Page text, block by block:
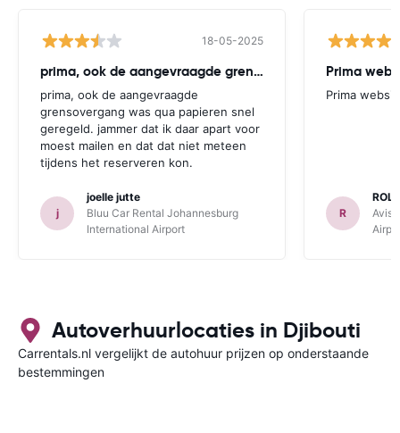
18-05-2025
prima, ook de aangevraagde grensovergang
prima, ook de aangevraagde
grensovergang was qua papieren snel
geregeld. jammer dat ik daar apart voor
moest mailen en dat dat niet meteen
tijdens het reserveren kon.
j
joelle jutte
Bluu Car Rental Johannesburg
International Airport
Prima
Prima
R
Avis
Autoverhuurlocaties in Djibouti
Carrentals.nl vergelijkt de autohuur prijzen op onderstaande
bestemmingen